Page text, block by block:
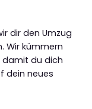
dir den Umzug
Wir kümmern
damit du dich
dein neues